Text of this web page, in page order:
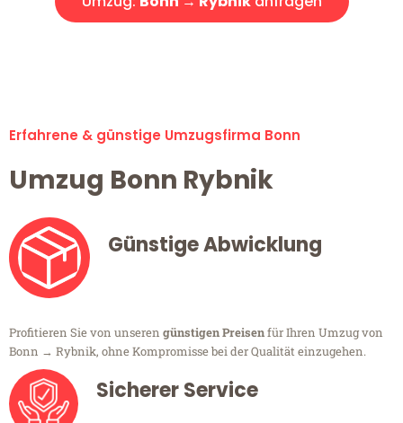
Erfahrene & günstige Umzugsfirma Bonn
Umzug Bonn Rybnik
Günstige Abwicklung
Profitieren Sie von unseren günstigen Preisenfür Ihren Umzug von
Bonn → Rybnik, ohne Kompromisse bei der Qualität einzugehen.
Sicherer Service